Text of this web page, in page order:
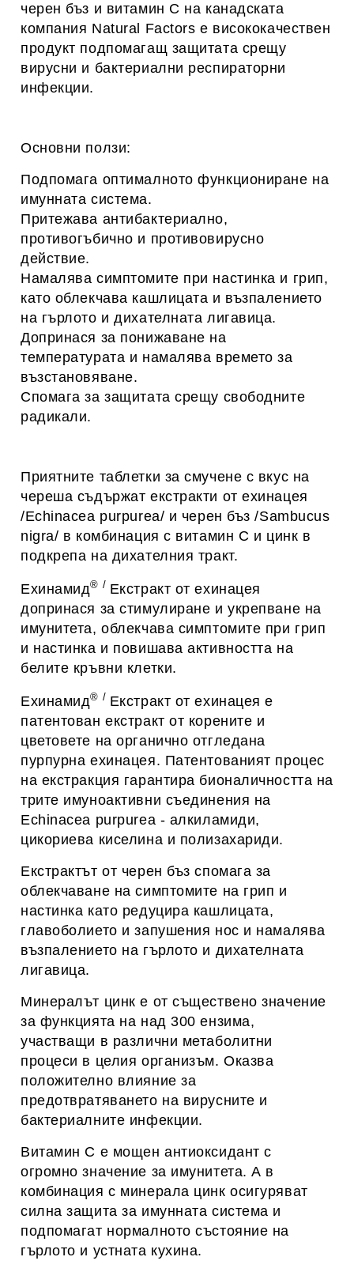
черен бъз и витамин С на канадската
компания Natural Factors е висококачествен
продукт подпомагащ защитата срещу
вирусни и бактериални респираторни
инфекции.
Основни ползи:
Подпомага оптималното функциониране на
имунната система.
Притежава антибактериално,
противогъбично и противовирусно
действие.
Намалява симптомите при настинка и грип,
като облекчава кашлицата и възпалението
на гърлото и дихателната лигавица.
Допринася за понижаване на
температурата и намалява времето за
възстановяване.
Спомага за защитата срещу свободните
радикали.
Приятните таблетки за смучене с вкус на
череша съдържат екстракти от ехинацея
/Echinacea purpurea/ и черен бъз /Sambucus
nigra/ в комбинация с витамин С и цинк в
подкрепа на дихателния тракт.
Ехинамид® / Екстракт от ехинацея
допринася за стимулиране и укрепване на
имунитета, облекчава симптомите при грип
и настинка и повишава активността на
белите кръвни клетки.
Ехинамид® / Екстракт от ехинацея е
патентован екстракт от корените и
цветовете на органично отгледана
пурпурна ехинацея. Патентованият процес
на екстракция гарантира бионаличността на
трите имуноактивни съединения на
Echinacea purpurea - алкиламиди,
цикориева киселина и полизахариди.
Екстрактът от черен бъз спомага за
облекчаване на симптомите на грип и
настинка като редуцира кашлицата,
главоболието и запушения нос и намалява
възпалението на гърлото и дихателната
лигавица.
Минералът цинк е от съществено значение
за функцията на над 300 ензима,
участващи в различни метаболитни
процеси в целия организъм. Оказва
положително влияние за
предотвратяването на вирусните и
бактериалните инфекции.
Витамин С е мощен антиоксидант с
огромно значение за имунитета. А в
комбинация с минерала цинк осигуряват
силна защита за имунната система и
подпомагат нормалното състояние на
гърлото и устната кухина.